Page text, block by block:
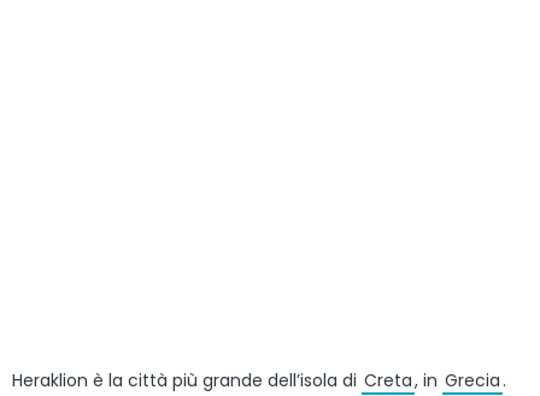
Heraklion è la città più grande dell’isola di Creta, in Grecia .